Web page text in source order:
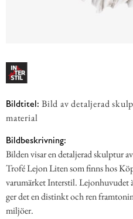
Bildtitel: Bild av detaljerad
material
Bildbeskrivning:
Bilden visar en detaljerad skulptur
Trofé Lejon Liten som finns hos
varumärket Interstil.
ger det en distinkt och ren
miljöer.